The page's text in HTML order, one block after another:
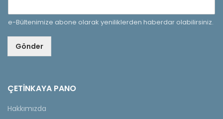
e-Bültenimize abone olarak yeniliklerden haberdar olabilirsiniz.
Gönder
ÇETINKAYA PANO
Hakkımızda